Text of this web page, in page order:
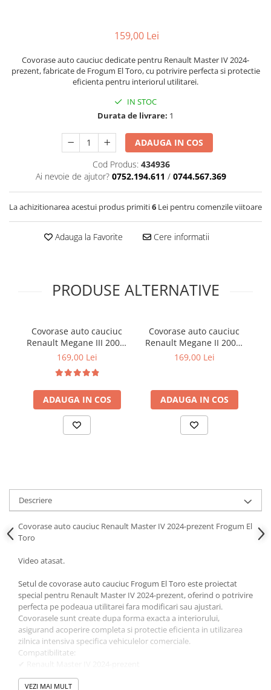
Carcasa Cheie Opel
Carcasa Cheie Peugeot
Carcasa Cheie Volkswagen
Folie Geamuri
Huse Volan Auto
Huse Volan cu Ac si Ata
Huse Volan din Piele Ecologica cu
Huse Volan Silicon
Oglinda Retrovizoare
Ornamente Auto
Ornamente Pedale Auto
Ornamente Protectie Portiera
Ornamente Schimbator Viteza
Ornamente Toba Auto
Prelate Auto
Scrumiere Auto
Stergatoare Parbriz
Suporti Numar Inmatriculare
Suporti Pahar Auto
Suporti Telefon Auto
Tetiera Auto
COVORASE AUTO
Covorase AUDI
159,00 Lei
Covorase auto cauciuc dedicate pentru Renault Master IV 2024-
prezent, fabricate de Frogum El Toro, cu potrivire perfecta si protectie
eficienta pentru interiorul utilitarei.
IN STOC
Durata de livrare: 1
ADAUGA IN COS
Cod Produs: 434936
Ai nevoie de ajutor? 0752.194.611 / 0744.567.369
La achizitionarea acestui produs primiti6 Lei pentru comenzile viitoare
Adauga la Favorite Cere informatii
PRODUSE ALTERNATIVE
Covorase auto cauciuc
Renault Megane III 2008-
2015 Frogum El Toro
169,00 Lei
ADAUGA IN COS
Covorase auto cauciuc
Renault Megane II 2002-
2008 Frogum El Toro
169,00 Lei
ADAUGA IN COS
Descriere
Covorase auto cauciuc Renault Master IV 2024-prezent Frogum El
Toro
Video atasat.
Setul de covorase auto cauciuc Frogum El Toro este proiectat
special pentru Renault Master IV 2024-prezent, oferind o potrivire
perfecta pe podeaua utilitarei fara modificari sau ajustari.
Covorasele sunt create dupa forma exacta a interiorului,
asigurand acoperire completa si protectie eficienta in utilizarea
zilnica intensiva specifica vehiculelor comerciale.
Compatibilitate:
✔ Renault Master IV Van 2024-prezent
Designul tip tavita contribuie la retinerea eficienta a apei,
VEZI MAI MULT